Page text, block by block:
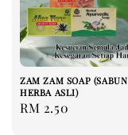
ZAM ZAM SOAP (SABUN
HERBA ASLI)
Regular
RM 2.50